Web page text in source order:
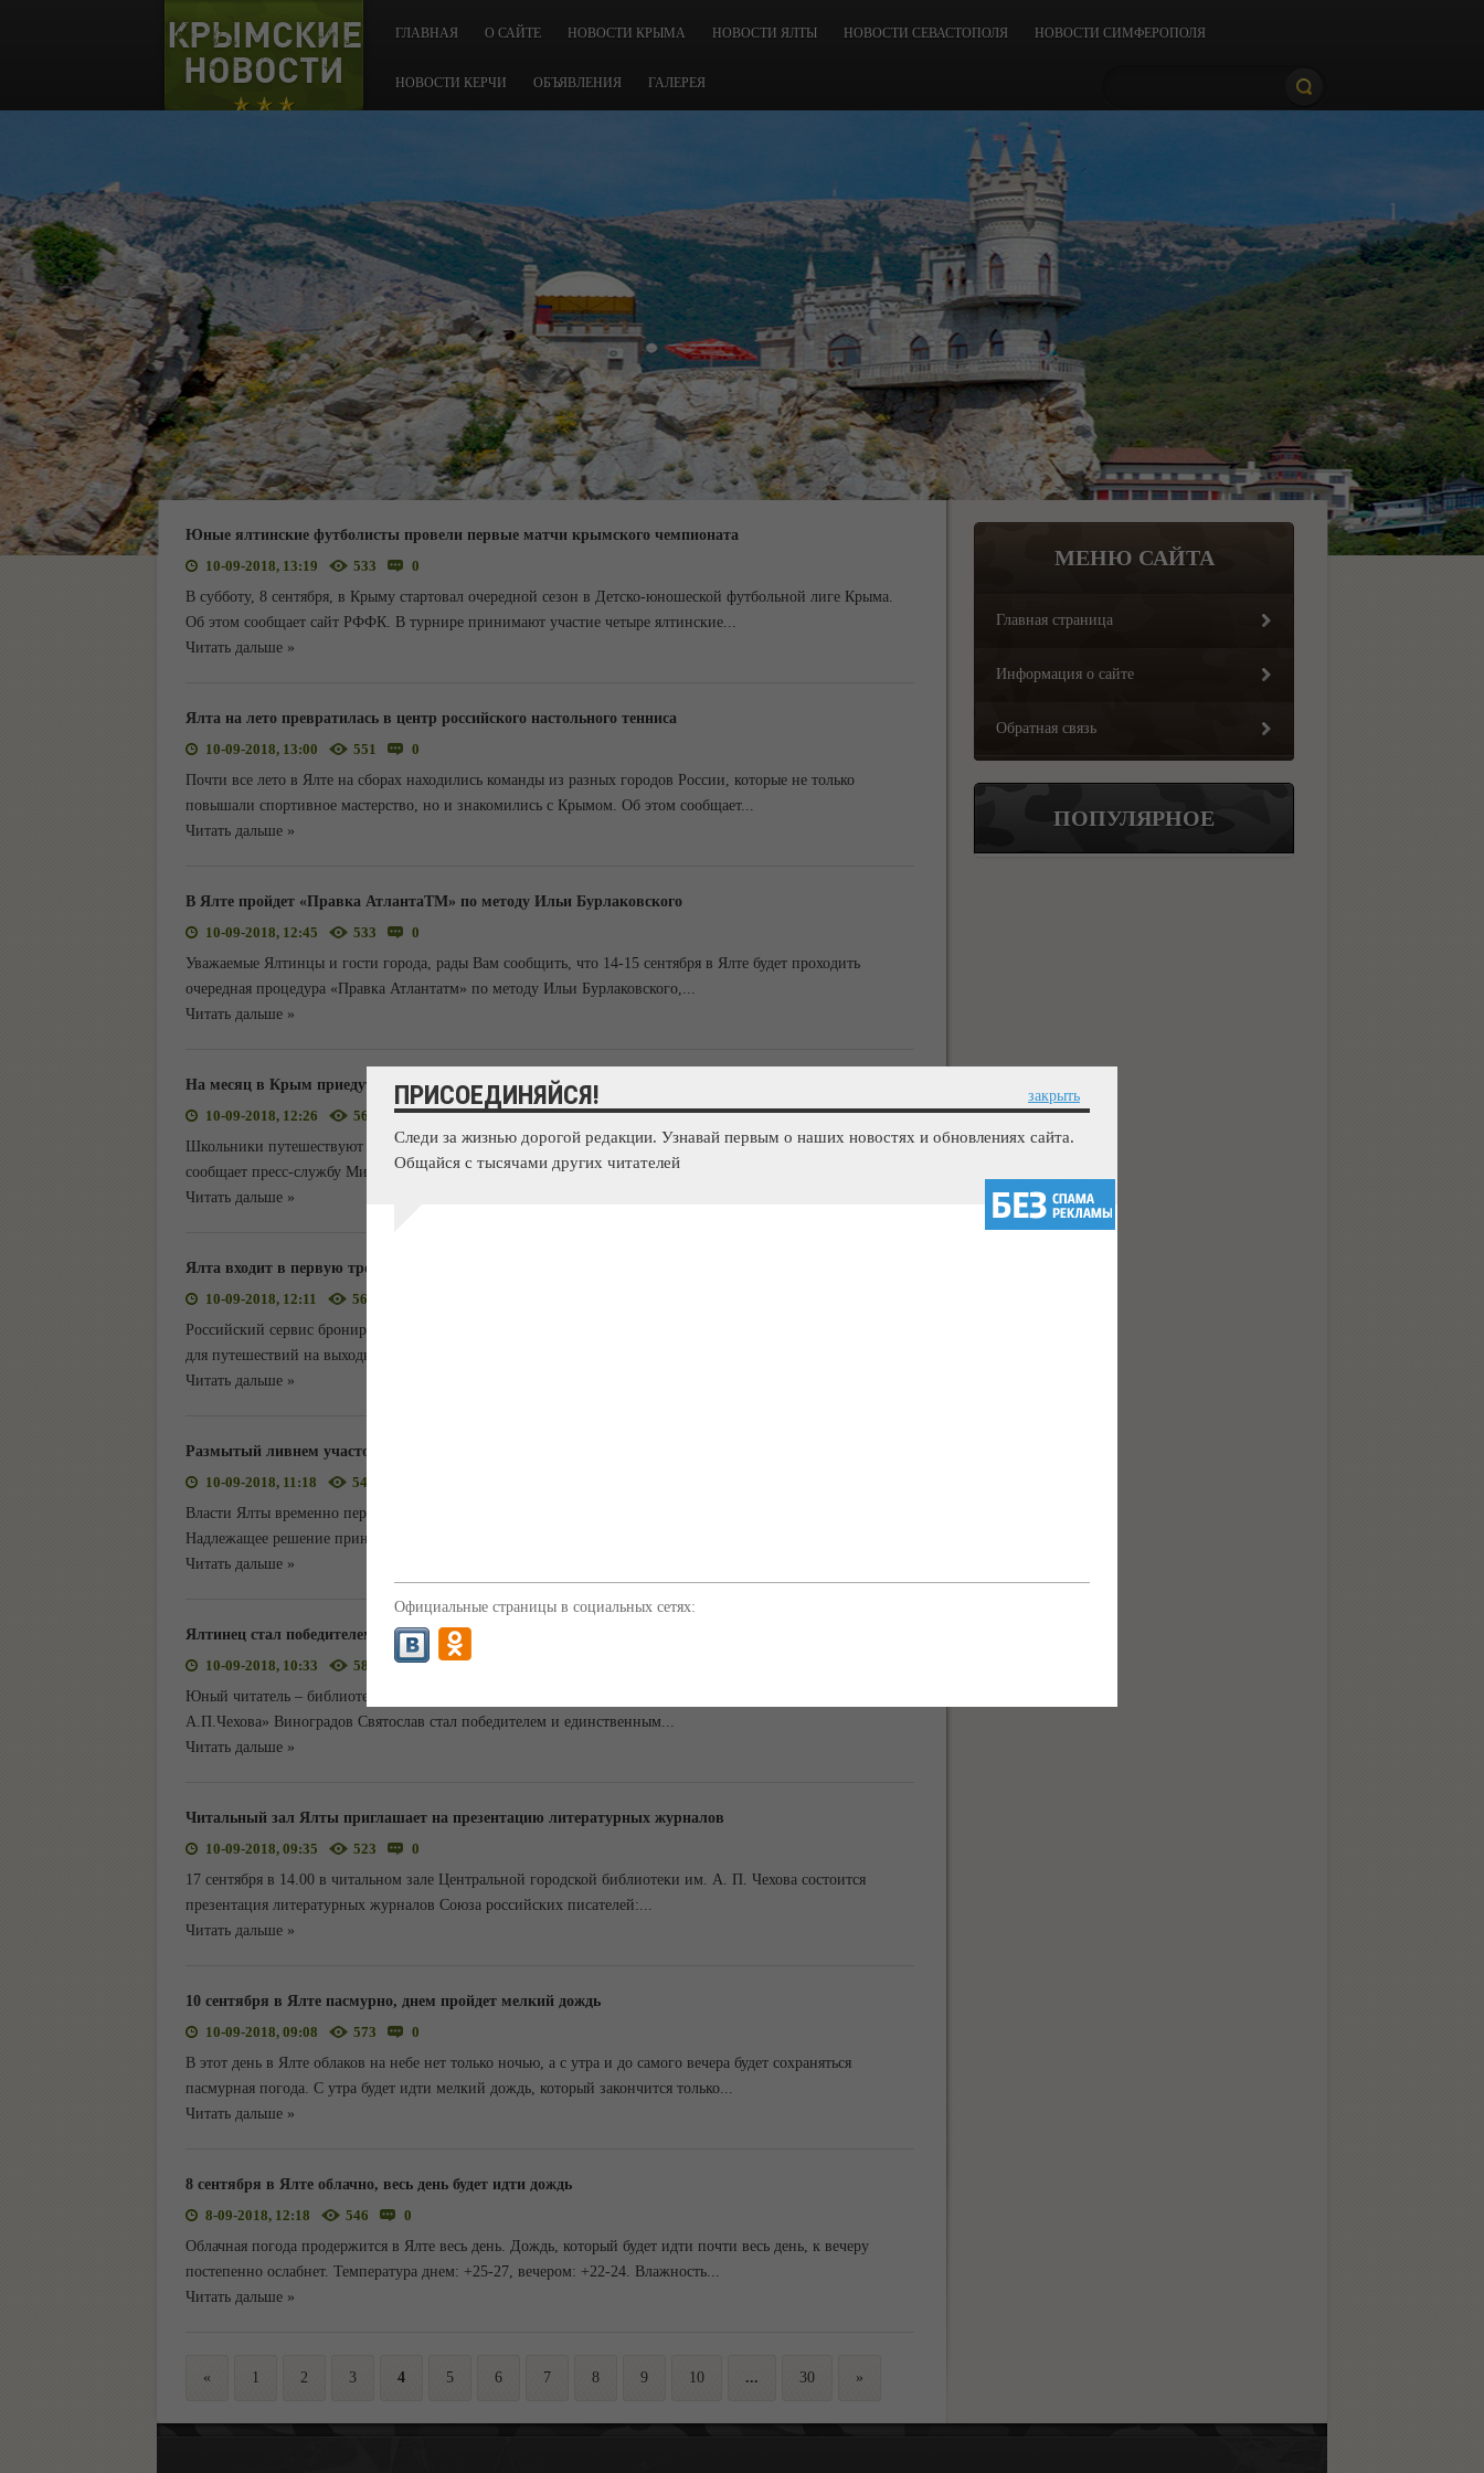
КРЫМСКИЕ
НОВОСТИ
ГЛАВНАЯ О САЙТЕ НОВОСТИ КРЫМА НОВОСТИ ЯЛТЫ НОВОСТИ СЕВАСТОПОЛЯ НОВОСТИ СИМФЕРОПОЛЯ
НОВОСТИ КЕРЧИ ОБЪЯВЛЕНИЯ ГАЛЕРЕЯ
Юные ялтинские футболисты провели первые матчи крымского чемпионата
10-09-2018, 13:19
533
0
В субботу, 8 сентября, в Крыму стартовал очередной сезон в Детско-юношеской футбольной лиге Крыма.
Об этом сообщает сайт РФФК. В турнире принимают участие четыре ялтинские...
Читать дальше »
Ялта на лето превратилась в центр российского настольного тенниса
10-09-2018, 13:00
551
0
Почти все лето в Ялте на сборах находились команды из разных городов России, которые не только
повышали спортивное мастерство, но и знакомились с Крымом. Об этом сообщает...
Читать дальше »
В Ялте пройдет «Правка АтлантаТМ» по методу Ильи Бурлаковского
10-09-2018, 12:45
533
0
Уважаемые Ялтинцы и гости города, рады Вам сообщить, что 14-15 сентября в Ялте будет проходить
очередная процедура «Правка Атлантатм» по методу Ильи Бурлаковского,...
Читать дальше »
На месяц в Крым приедут 330 детей из 12 республик и регионов РФ
10-09-2018, 12:26
568
0
Школьники путешествуют по России благодаря Национальной программе детского туризма «Моя Россия»,
сообщает пресс-службу Минкурортов В Республику Крым с 15 сентября по
Читать дальше »
Ялта входит в первую тройку популярных городов России для путешествий на осенние выходные
10-09-2018, 12:11
562
Российский сервис бронирования жилья Tvil.ru выявил самые популярные туристические города России
для путешествий на выходные дни осенью 2018 года. Санкт-Петербург, Сочи и Ялта
Читать дальше »
Размытый ливнем участок дороги в Ливадии закрыт
10-09-2018, 11:18
546
Власти Ялты временно перекрыли размытый ливнем участок дороги на улице Виноградной в Ливадии.
Надлежащее решение принято в ходе заседания комиссии по чрезвычайным ситуациям,
Читать дальше »
Ялтинец стал победителем Всероссийского творческого конкурса «Я люблю футбол!»
10-09-2018, 10:33
587
0
Юный читатель – библиотеки - филиала №8 учащийся 6 класса МКОУ «Ялтинская гимназия им.
А.П.Чехова» Виноградов Святослав стал победителем и единственным...
Читать дальше »
Читальный зал Ялты приглашает на презентацию литературных журналов
10-09-2018, 09:35
523
0
17 сентября в 14.00 в читальном зале Центральной городской библиотеки им. А. П. Чехова состоится
презентация литературных журналов Союза российских писателей:...
Читать дальше »
10 сентября в Ялте пасмурно, днем пройдет мелкий дождь
10-09-2018, 09:08
573
0
В этот день в Ялте облаков на небе нет только ночью, а с утра и до самого вечера будет сохраняться
пасмурная погода. С утра будет идти мелкий дождь, который закончится только...
Читать дальше »
8 сентября в Ялте облачно, весь день будет идти дождь
8-09-2018, 12:18
546
0
Облачная погода продержится в Ялте весь день. Дождь, который будет идти почти весь день, к вечеру
постепенно ослабнет. Температура днем: +25-27, вечером: +22-24. Влажность...
Читать дальше »
« 1 2 3 4 5 6 7 8 9 10 ... 30 »
МЕНЮ САЙТА
Главная страница
Информация о сайте
Обратная связь
ПОПУЛЯРНОЕ
ПРИСОЕДИНЯЙСЯ! закрыть
Следи за жизнью дорогой редакции. Узнавай первым о наших новостях и обновлениях сайта.
Общайся с тысячами других читателей
Официальные страницы в социальных сетях: